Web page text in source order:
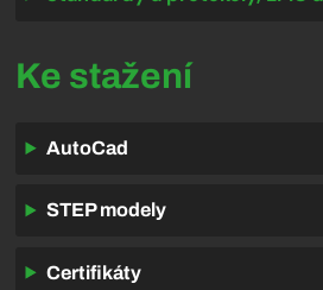
Ke stažení
AutoCad
STEP modely
Certifikáty